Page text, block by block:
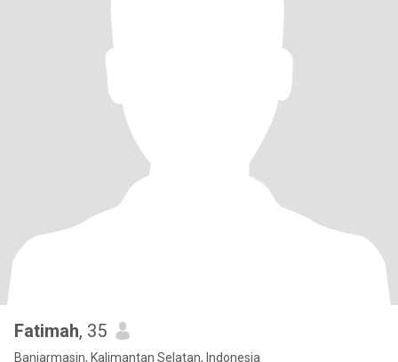
Fatimah, 35
Banjarmasin, Kalimantan Selatan, Indonesia